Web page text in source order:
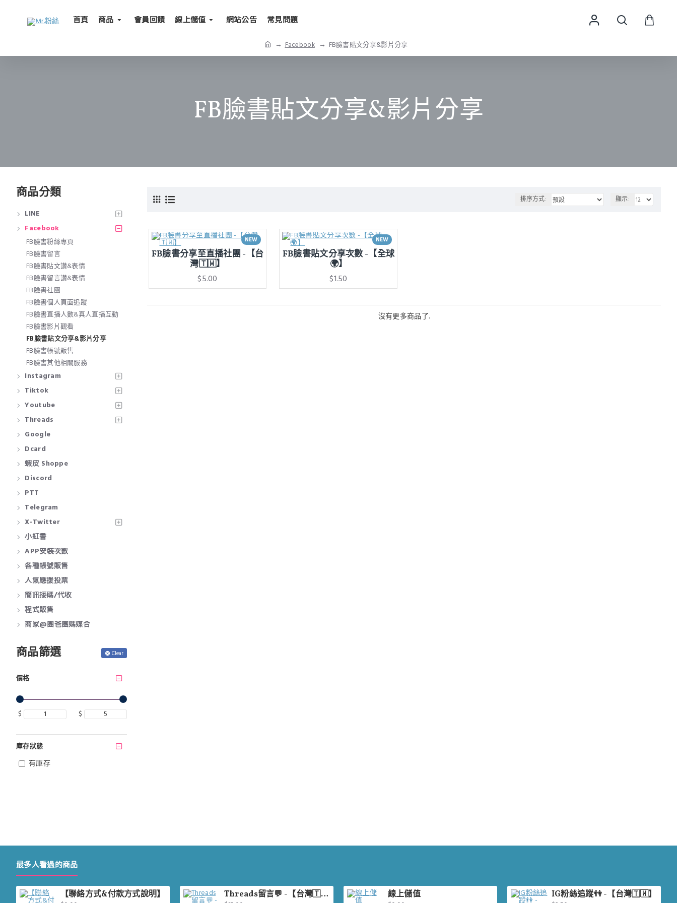
首頁 商品 會員回饋 線上儲值 網站公告 常見問題
Facebook FB臉書貼文分享&影片分享
FB臉書貼文分享&影片分享
商品分類
LINE
Facebook
FB臉書粉絲專頁
FB臉書留言
FB臉書貼文讚&表情
FB臉書留言讚&表情
FB臉書社團
FB臉書個人頁面追蹤
FB臉書直播人數&真人直播互動
FB臉書影片觀看
FB臉書貼文分享&影片分享
FB臉書帳號販售
FB臉書其他相關服務
Instagram
Tiktok
Youtube
Threads
Google
Dcard
蝦皮 Shoppe
Discord
PTT
Telegram
X-Twitter
小紅書
APP安裝次數
各種帳號販售
人氣應援投票
簡訊接碼/代收
程式販售
商家@團爸團媽媒合
商品篩選 Clear
價格
$ $
庫存狀態
有庫存
排序方式: 顯示:
NEW
FB臉書分享至直播社團 -【台
灣🇹🇼】
$5.00
NEW
FB臉書貼文分享次數 -【全球
🌍】
$1.50
沒有更多商品了.
最多人看過的商品
【聯絡方式&付款方式說明】 Threads留言💬 -【台灣🇹🇼】 線上儲值 IG粉絲追蹤👫 -【台灣🇹🇼】